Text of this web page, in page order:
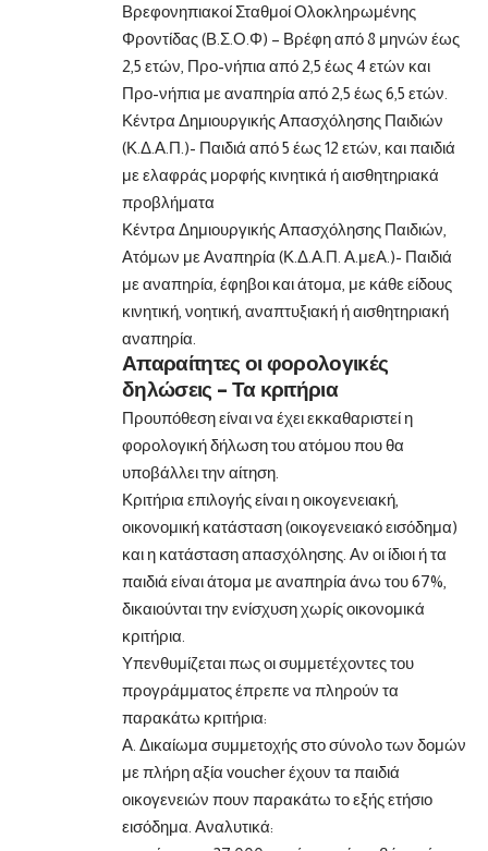
Βρεφονηπιακοί Σταθμοί Ολοκληρωμένης
Φροντίδας (Β.Σ.Ο.Φ) – Βρέφη από 8 μηνών έως
2,5 ετών, Προ-νήπια από 2,5 έως 4 ετών και
Προ-νήπια με αναπηρία από 2,5 έως 6,5 ετών.
Κέντρα Δημιουργικής Απασχόλησης Παιδιών
(Κ.Δ.Α.Π.)- Παιδιά από 5 έως 12 ετών, και παιδιά
με ελαφράς μορφής κινητικά ή αισθητηριακά
προβλήματα
Κέντρα Δημιουργικής Απασχόλησης Παιδιών,
Ατόμων με Αναπηρία (Κ.Δ.Α.Π. Α.μεΑ.)- Παιδιά
με αναπηρία, έφηβοι και άτομα, με κάθε είδους
κινητική, νοητική, αναπτυξιακή ή αισθητηριακή
αναπηρία.
Απαραίτητες οι φορολογικές
δηλώσεις – Τα κριτήρια
Προυπόθεση είναι να έχει εκκαθαριστεί η
φορολογική δήλωση του ατόμου που θα
υποβάλλει την αίτηση.
Κριτήρια επιλογής είναι η οικογενειακή,
οικονομική κατάσταση (οικογενειακό εισόδημα)
και η κατάσταση απασχόλησης. Αν οι ίδιοι ή τα
παιδιά είναι άτομα με αναπηρία άνω του 67%,
δικαιούνται την ενίσχυση χωρίς οικονομικά
κριτήρια.
Υπενθυμίζεται πως οι συμμετέχοντες του
προγράμματος έπρεπε να πληρούν τα
παρακάτω κριτήρια:
Α. Δικαίωμα συμμετοχής στο σύνολο των δομών
με πλήρη αξία voucher έχουν τα παιδιά
οικογενειών πουν παρακάτω το εξής ετήσιο
εισόδημα. Αναλυτικά: